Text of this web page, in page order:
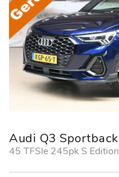
Audi Q3 Sportback
45 TFSIe 245pk S Edition